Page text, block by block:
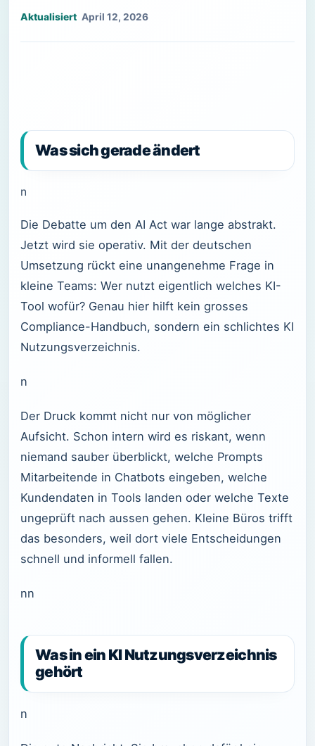
April 12, 2026
Was sich gerade ändert
n
Die Debatte um den AI Act war lange abstrakt.
Jetzt wird sie operativ. Mit der deutschen
Umsetzung rückt eine unangenehme Frage in
kleine Teams: Wer nutzt eigentlich welches KI-
Tool wofür? Genau hier hilft kein grosses
Compliance-Handbuch, sondern ein schlichtes KI
Nutzungsverzeichnis.
n
Der Druck kommt nicht nur von möglicher
Aufsicht. Schon intern wird es riskant, wenn
niemand sauber überblickt, welche Prompts
Mitarbeitende in Chatbots eingeben, welche
Kundendaten in Tools landen oder welche Texte
ungeprüft nach aussen gehen. Kleine Büros trifft
das besonders, weil dort viele Entscheidungen
schnell und informell fallen.
nn
Was in ein KI Nutzungsverzeichnis
gehört
n